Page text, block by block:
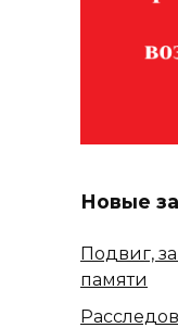
Новые
Подвиг,
памяти